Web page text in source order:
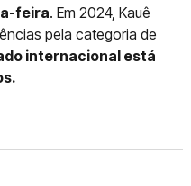
feira. Em 2024, Kauê
pela categoria de
internacional está